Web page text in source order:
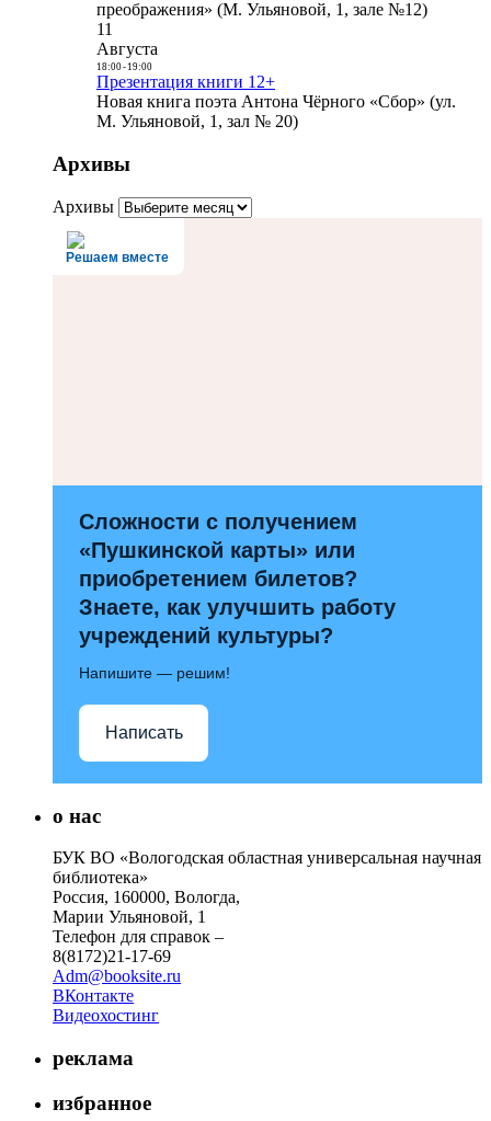
преображения» (М. Ульяновой, 1, зале №12)
11
Августа
18:00- 19:00
Презентация книги 12+
Новая книга поэта Антона Чёрного «Сбор» (ул.
М. Ульяновой, 1, зал № 20)
Архивы
Архивы
Решаем вместе
Сложности с получением
«Пушкинской карты» или
приобретением билетов?
Знаете, как улучшить работу
учреждений культуры?
Напишите — решим!
Написать
о нас
БУК ВО «Вологодская областная универсальная научная
библиотека»
Россия, 160000, Вологда,
Марии Ульяновой, 1
Телефон для справок –
8(8172)21-17-69
Adm@booksite.ru
ВКонтакте
Видеохостинг
реклама
избранное